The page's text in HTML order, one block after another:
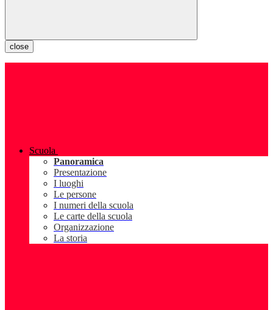
close
Scuola
Panoramica
Presentazione
I luoghi
Le persone
I numeri della scuola
Le carte della scuola
Organizzazione
La storia